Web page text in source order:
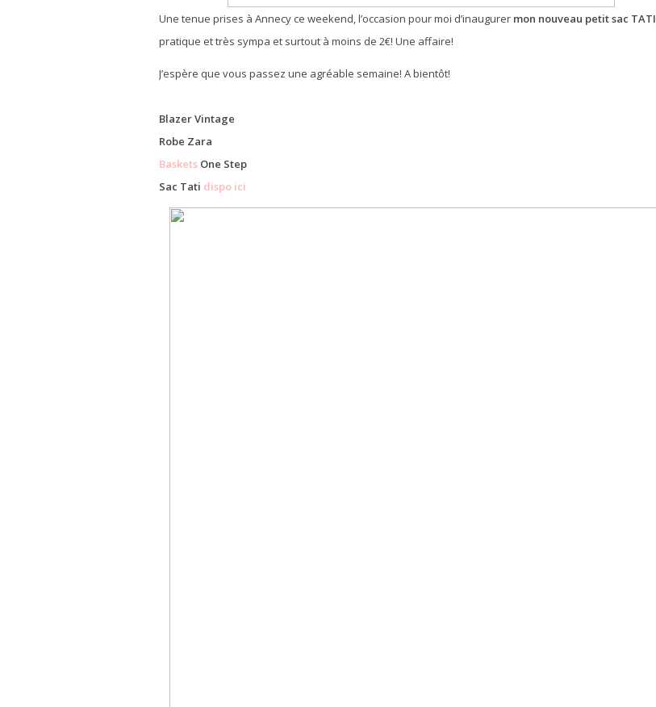
Une tenue prises à Annecy ce weekend, l’occasion pour moi d’inaugurer mon nouveau petit sac TATI
pratique et très sympa et surtout à moins de 2€! Une affaire!
J’espère que vous passez une agréable semaine! A bientôt!
Blazer Vintage
Robe Zara
Baskets One Step
Sac Tati dispo ici